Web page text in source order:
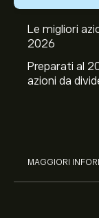
Le migliori
2026
Preparati al
azioni da
MAGGIORI